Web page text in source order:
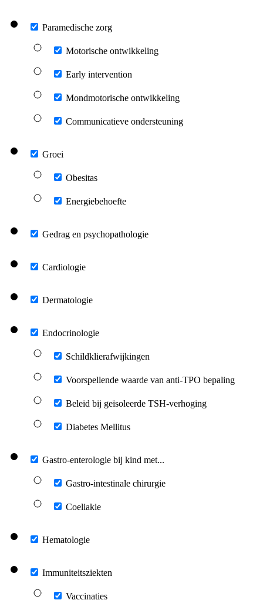
Paramedische zorg
Motorische ontwikkeling
Early intervention
Mondmotorische ontwikkeling
Communicatieve ondersteuning
Groei
Obesitas
Energiebehoefte
Gedrag en psychopathologie
Cardiologie
Dermatologie
Endocrinologie
Schildklierafwijkingen
Voorspellende waarde van anti-TPO bepaling
Beleid bij geïsoleerde TSH-verhoging
Diabetes Mellitus
Gastro-enterologie bij kind met...
Gastro-intestinale chirurgie
Coeliakie
Hematologie
Immuniteitsziekten
Vaccinaties